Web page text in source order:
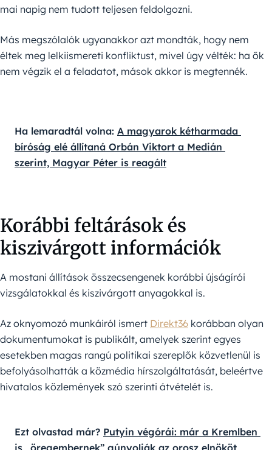
mai napig nem tudott teljesen feldolgozni.
Más megszólalók ugyanakkor azt mondták, hogy nem
éltek meg lelkiismereti konfliktust, mivel úgy vélték: ha ők
nem végzik el a feladatot, mások akkor is megtennék.
Ha lemaradtál volna: A magyarok kétharmada
bíróság elé állítaná Orbán Viktort a Medián
szerint, Magyar Péter is reagált
Korábbi feltárások és
kiszivárgott információk
A mostani állítások összecsengenek korábbi újságírói
vizsgálatokkal és kiszivárgott anyagokkal is.
Az oknyomozó munkáiról ismert Direkt36 korábban olyan
dokumentumokat is publikált, amelyek szerint egyes
esetekben magas rangú politikai szereplők közvetlenül is
befolyásolhatták a közmédia hírszolgáltatását, beleértve
hivatalos közlemények szó szerinti átvételét is.
Ezt olvastad már? Putyin végórái: már a Kremlben
is „öregembernek” gúnyolják az orosz elnököt